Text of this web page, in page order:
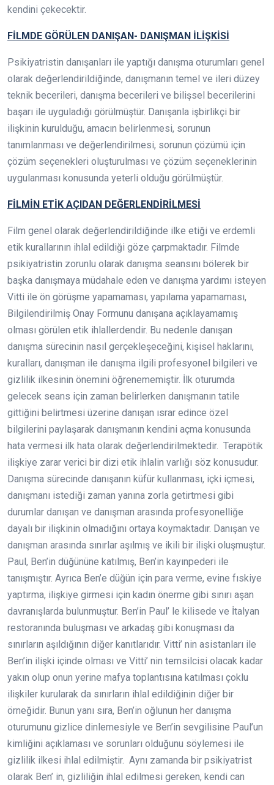
kendini çekecektir.
FİLMDE GÖRÜLEN DANIŞAN- DANIŞMAN İLİŞKİSİ
Psikiyatristin danışanları ile yaptığı danışma oturumları genel
olarak değerlendirildiğinde, danışmanın temel ve ileri düzey
teknik becerileri, danışma becerileri ve bilişsel becerilerini
başarı ile uyguladığı görülmüştür. Danışanla işbirlikçi bir
ilişkinin kurulduğu, amacın belirlenmesi, sorunun
tanımlanması ve değerlendirilmesi, sorunun çözümü için
çözüm seçenekleri oluşturulması ve çözüm seçeneklerinin
uygulanması konusunda yeterli olduğu görülmüştür.
FİLMİN ETİK AÇIDAN DEĞERLENDİRİLMESİ
Film genel olarak değerlendirildiğinde ilke etiği ve erdemli
etik kurallarının ihlal edildiği göze çarpmaktadır. Filmde
psikiyatristin zorunlu olarak danışma seansını bölerek bir
başka danışmaya müdahale eden ve danışma yardımı isteyen
Vitti ile ön görüşme yapamaması, yapılama yapamaması,
Bilgilendirilmiş Onay Formunu danışana açıklayamamış
olması görülen etik ihlallerdendir. Bu nedenle danışan
danışma sürecinin nasıl gerçekleşeceğini, kişisel haklarını,
kuralları, danışman ile danışma ilgili profesyonel bilgileri ve
gizlilik ilkesinin önemini öğrenememiştir. İlk oturumda
gelecek seans için zaman belirlerken danışmanın tatile
gittiğini belirtmesi üzerine danışan ısrar edince özel
bilgilerini paylaşarak danışmanın kendini açma konusunda
hata vermesi ilk hata olarak değerlendirilmektedir. Terapötik
ilişkiye zarar verici bir dizi etik ihlalin varlığı söz konusudur.
Danışma sürecinde danışanın küfür kullanması, içki içmesi,
danışmanı istediği zaman yanına zorla getirtmesi gibi
durumlar danışan ve danışman arasında profesyonelliğe
dayalı bir ilişkinin olmadığını ortaya koymaktadır. Danışan ve
danışman arasında sınırlar aşılmış ve ikili bir ilişki oluşmuştur.
Paul, Ben’in düğününe katılmış, Ben’in kayınpederi ile
tanışmıştır. Ayrıca Ben’e düğün için para verme, evine fıskiye
yaptırma, ilişkiye girmesi için kadın önerme gibi sınırı aşan
davranışlarda bulunmuştur. Ben’in Paul’ le kilisede ve İtalyan
restoranında buluşması ve arkadaş gibi konuşması da
sınırların aşıldığının diğer kanıtlarıdır. Vitti’ nin asistanları ile
Ben’in ilişki içinde olması ve Vitti’ nin temsilcisi olacak kadar
yakın olup onun yerine mafya toplantısına katılması çoklu
ilişkiler kurularak da sınırların ihlal edildiğinin diğer bir
örneğidir. Bunun yanı sıra, Ben’in oğlunun her danışma
oturumunu gizlice dinlemesiyle ve Ben’in sevgilisine Paul’un
kimliğini açıklaması ve sorunları olduğunu söylemesi ile
gizlilik ilkesi ihlal edilmiştir. Aynı zamanda bir psikiyatrist
olarak Ben’ in, gizliliğin ihlal edilmesi gereken, kendi can